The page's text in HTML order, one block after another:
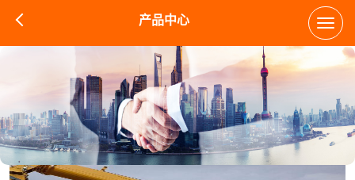
产品中心